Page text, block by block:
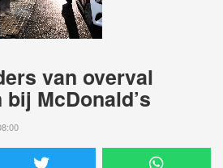
van overval
McDonald’s